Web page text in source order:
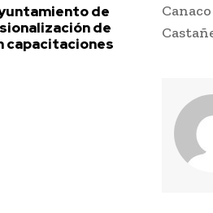
de
de
capacitaciones